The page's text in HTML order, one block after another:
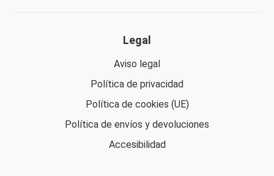
Legal
Aviso legal
Política de privacidad
Política de cookies (UE)
Política de envíos y devoluciones
Accesibilidad